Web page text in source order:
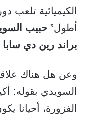
الكيميائية تلعب
أطول” حبيب
براند رين دي سابا
وعن هل هناك
السويدي بقوله:
الفزورة، أحيانا